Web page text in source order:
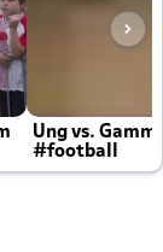
Ung vs.
#football